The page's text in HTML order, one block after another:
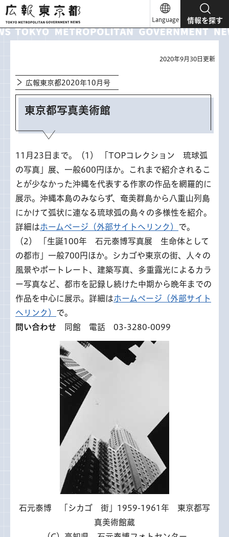
広報東京都
Language 情報を探す
2020年9月30日更新
広報東京都2020年10月号
東京都写真美術館
11月23日まで。（1） 「TOPコレクション 琉球弧
の写真」展、一般600円ほか。これまで紹介されるこ
とが少なかった沖縄を代表する作家の作品を網羅的に
展示。沖縄本島のみならず、奄美群島から八重山列島
にかけて弧状に連なる琉球弧の島々の多様性を紹介。
詳細はホームページ（外部サイトへリンク） で。
（2） 「生誕100年 石元泰博写真展 生命体として
の都市」一般700円ほか。シカゴや東京の街、人々の
風景やポートレート、建築写真、多重露光によるカラ
ー写真など、都市を記録し続けた中期から晩年までの
作品を中心に展示。詳細はホームページ（外部サイト
へリンク） で。
問い合わせ 同館 電話 03-3280-0099
石元泰博 「シカゴ 街」1959-1961年 東京都写
真美術館蔵